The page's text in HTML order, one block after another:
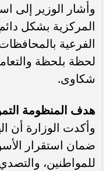
وأشار الوزير إلى
المركزية بشكل
الفرعية
لحظة بلحظة
شكاوى.
هدف المنظومة
وأكدت الوزارة أن
ضمان استقرار
للمواطنين،